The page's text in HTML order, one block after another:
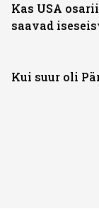
Kas USA
saavad
Kui suur oli